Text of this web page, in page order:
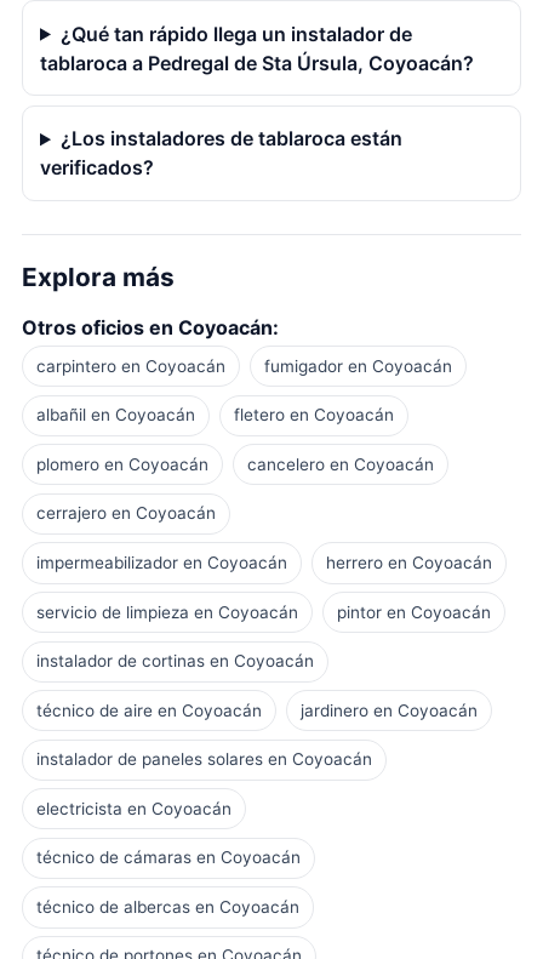
¿Qué tan rápido llega un instalador de
tablaroca a Pedregal de Sta Úrsula, Coyoacán?
¿Los instaladores de tablaroca están
verificados?
Explora más
Otros oficios en Coyoacán:
carpintero en Coyoacán fumigador en Coyoacán
albañil en Coyoacán fletero en Coyoacán
plomero en Coyoacán cancelero en Coyoacán
cerrajero en Coyoacán
impermeabilizador en Coyoacán herrero en Coyoacán
servicio de limpieza en Coyoacán pintor en Coyoacán
instalador de cortinas en Coyoacán
técnico de aire en Coyoacán jardinero en Coyoacán
instalador de paneles solares en Coyoacán
electricista en Coyoacán
técnico de cámaras en Coyoacán
técnico de albercas en Coyoacán